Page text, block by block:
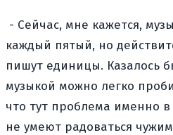
- Сейчас, мне кажется,
каждый пятый, но
пишут единицы. Казалось
музыкой можно легко
что тут проблема именно
не умеют радоваться